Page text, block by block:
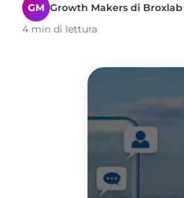
GM Growth Makers di Broxlab
4 min di lettura